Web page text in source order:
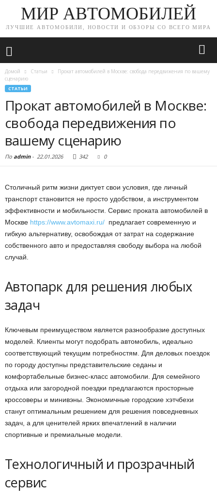
МИР АВТОМОБИЛЕЙ
ЛУЧШИЕ АВТОМОБИЛИ, НОВОСТИ И ОБЗОРЫ СО ВСЕГО МИРА
Домой Статьи
Прокат автомобилей в Москве: свобода передвижения по вашему
сценарию
СТАТЬИ
Прокат автомобилей в Москве:
свобода передвижения по
вашему сценарию
По admin- 22.01.2026 342 0
Столичный ритм жизни диктует свои условия, где личный
транспорт становится не просто удобством, а инструментом
эффективности и мобильности. Сервис проката автомобилей в
Москве https://www.avtomaxi.ru/ предлагает современную и
гибкую альтернативу, освобождая от затрат на содержание
собственного авто и предоставляя свободу выбора на любой
случай.
Автопарк для решения любых
задач
Ключевым преимуществом является разнообразие доступных
моделей. Клиенты могут подобрать автомобиль, идеально
соответствующий текущим потребностям. Для деловых поездок
по городу доступны представительские седаны и
комфортабельные бизнес-класс автомобили. Для семейного
отдыха или загородной поездки предлагаются просторные
кроссоверы и минивэны. Экономичные городские хэтчбехи
станут оптимальным решением для решения повседневных
задач, а для ценителей ярких впечатлений в наличии
спортивные и премиальные модели.
Технологичный и прозрачный
сервис